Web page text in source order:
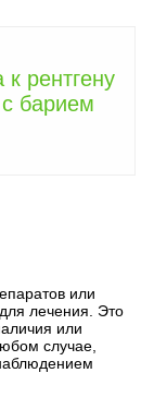
к рентгену
барием
или
лечения. Это
или
случае,